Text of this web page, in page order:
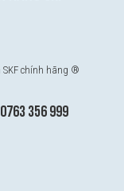
SKF chính hãng ®
0763 356 999